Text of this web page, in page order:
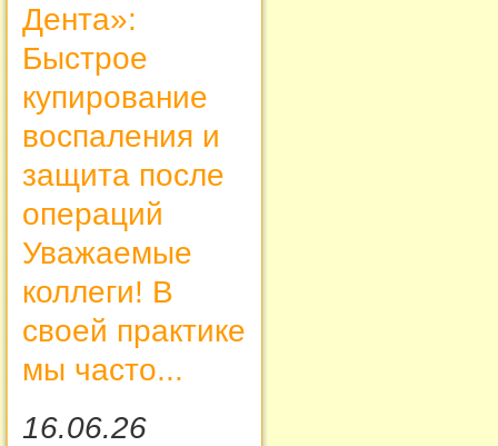
Дента»:
Быстрое
купирование
воспаления и
защита после
операций
Уважаемые
коллеги! В
своей практике
мы часто...
16.06.26